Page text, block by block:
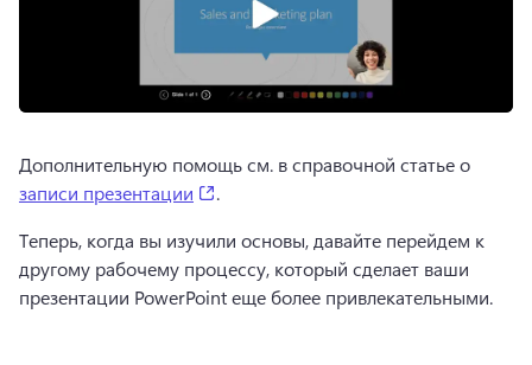
Дополнительную помощь см. в справочной статье о
записи презентации
.
Теперь, когда вы изучили основы, давайте перейдем к
другому рабочему процессу, который сделает ваши
презентации PowerPoint еще более привлекательными.